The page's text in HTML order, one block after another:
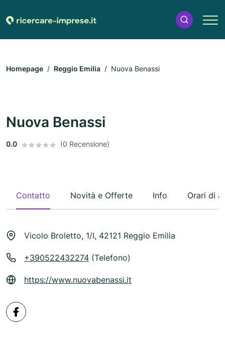
Homepage Reggio Emilia Nuova Benassi
Nuova Benassi
0.0 (0 Recensione)
Contatto Novità e Offerte Info Orari di
Vicolo Broletto, 1/I, 42121 Reggio Emilia
+390522432274 (Telefono)
https://www.nuovabenassi.it